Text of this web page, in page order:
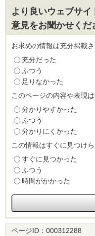
より良いウェブサ
意見をお聞かせくだ
お求めの情報は充分掲載
充分だった
ふつう
足りなかった
このページの内容や表現
分かりやすかった
ふつう
分かりにくかった
この情報はすぐに見つけ
すぐに見つかった
ふつう
時間がかかった
ページID： 000312288